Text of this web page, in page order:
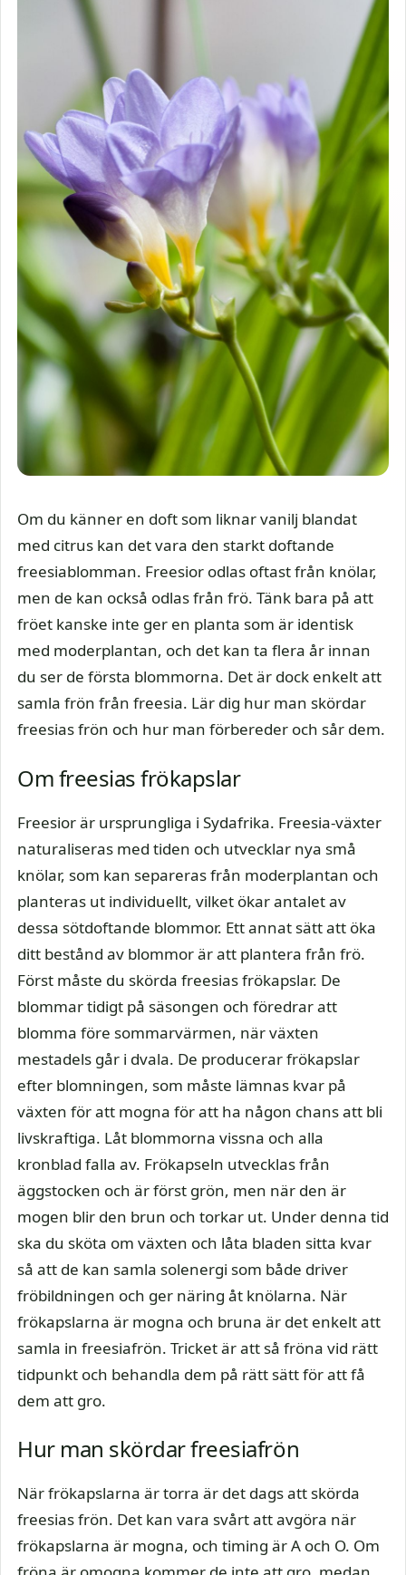
Om du känner en doft som liknar vanilj blandat
med citrus kan det vara den starkt doftande
freesiablomman. Freesior odlas oftast från knölar,
men de kan också odlas från frö. Tänk bara på att
fröet kanske inte ger en planta som är identisk
med moderplantan, och det kan ta flera år innan
du ser de första blommorna. Det är dock enkelt att
samla frön från freesia. Lär dig hur man skördar
freesias frön och hur man förbereder och sår dem.
Om freesias frökapslar
Freesior är ursprungliga i Sydafrika. Freesia-växter
naturaliseras med tiden och utvecklar nya små
knölar, som kan separeras från moderplantan och
planteras ut individuellt, vilket ökar antalet av
dessa sötdoftande blommor. Ett annat sätt att öka
ditt bestånd av blommor är att plantera från frö.
Först måste du skörda freesias frökapslar. De
blommar tidigt på säsongen och föredrar att
blomma före sommarvärmen, när växten
mestadels går i dvala. De producerar frökapslar
efter blomningen, som måste lämnas kvar på
växten för att mogna för att ha någon chans att bli
livskraftiga. Låt blommorna vissna och alla
kronblad falla av. Frökapseln utvecklas från
äggstocken och är först grön, men när den är
mogen blir den brun och torkar ut. Under denna tid
ska du sköta om växten och låta bladen sitta kvar
så att de kan samla solenergi som både driver
fröbildningen och ger näring åt knölarna. När
frökapslarna är mogna och bruna är det enkelt att
samla in freesiafrön. Tricket är att så fröna vid rätt
tidpunkt och behandla dem på rätt sätt för att få
dem att gro.
Hur man skördar freesiafrön
När frökapslarna är torra är det dags att skörda
freesias frön. Det kan vara svårt att avgöra när
frökapslarna är mogna, och timing är A och O. Om